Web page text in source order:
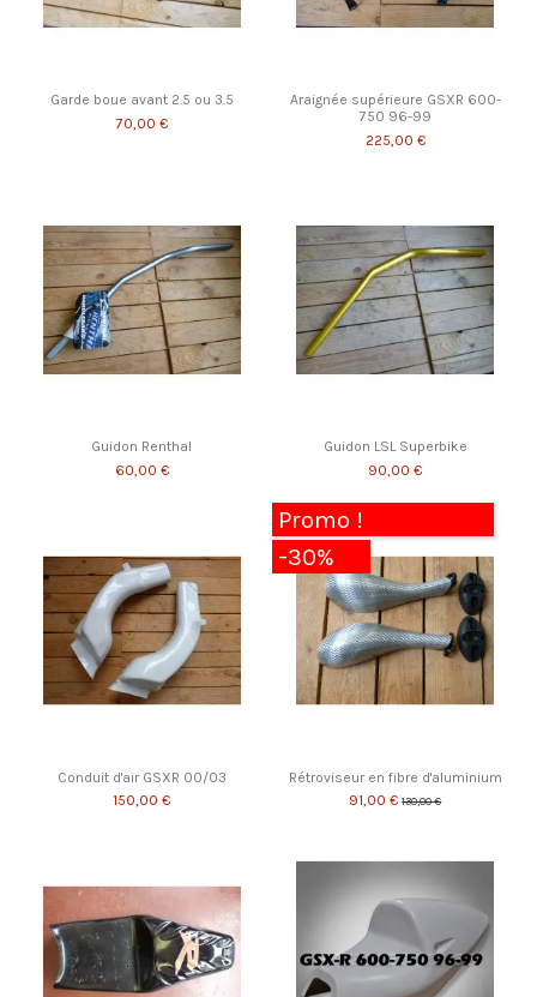
Garde boue avant 2.5 ou 3.5
70,00 €
Araignée supérieure GSXR 600-
750 96-99
225,00 €
Guidon Renthal
60,00 €
Guidon LSL Superbike
90,00 €
Conduit d'air GSXR 00/03
150,00 €
Promo !
-30%
Rétroviseur en fibre d'aluminium
91,00 €130,00 €